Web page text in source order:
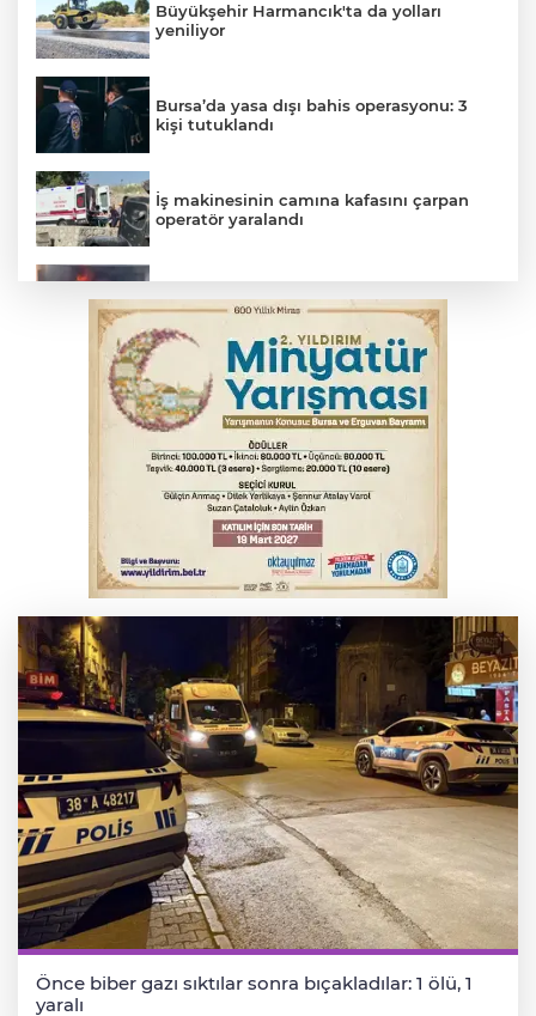
Büyükşehir Harmancık'ta da yolları
yeniliyor
Bursa’da yasa dışı bahis operasyonu: 3
kişi tutuklandı
İş makinesinin camına kafasını çarpan
operatör yaralandı
sıçrayan alevler söndürüldü
Otomobil kanala uçtu: 2 yaralı
Bursa'da Mustafa Keser'den müzik ve
kahkaha dolu gece
Elektrik akımına kapılan işçi hayatını
kaybetti
Önce biber gazı sıktılar sonra bıçakladılar: 1 ölü, 1
yaralı